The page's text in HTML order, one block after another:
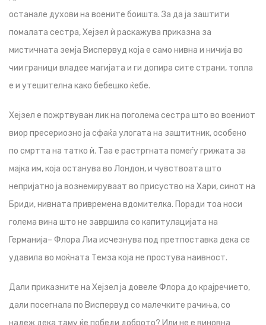
останале духови на воените боишта. За да ја заштити
помалата сестра, Хејзел ѝ раскажува приказна за
мистичната земја Виспервуд која е само нивна и ничија во
чии граници владее магијата и ги допира сите страни, топла
е и утешителна како бебешко ќебе.
Хејзел е пожртвуван лик на поголема сестра што во воениот
виор пресериозно ја сфаќа улогата на заштитник, особено
по смртта на татко ѝ. Таа е растргната помеѓу грижата за
мајка им, која останува во Лондон, и чувствоата што
непријатно ја вознемируваат во присуство на Хари, синот на
Бриди, нивната привремена вдомителка. Поради тоа носи
голема вина што не завршила со капитулацијата на
Германија– Флора Лиа исчезнува под претпоставка дека се
удавила во моќната Темза која не простува наивност.
Дали приказните на Хејзел ја довеле Флора до крајречието,
дали посегнала по Виспервуд со малечките рачиња, со
надеж дека таму ќе победи доброто? Или не е виновна